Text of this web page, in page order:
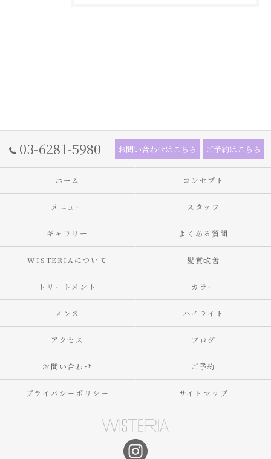
03-6281-5980 お問い合わせはこちら ご予約はこちら
ホーム コンセプト
メニュー スタッフ
ギャラリー よくある質問
WISTERIAについて 髪質改善
トリートメント カラー
メンズ ハイライト
アクセス ブログ
お問い合わせ ご予約
プライバシーポリシー サイトマップ